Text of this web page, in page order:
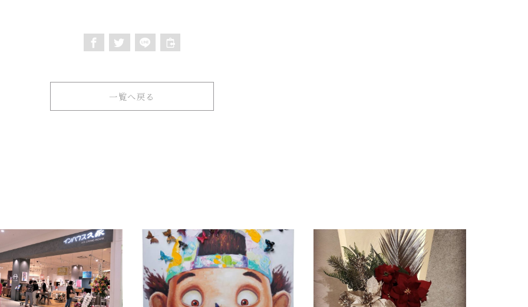
一覧へ戻る